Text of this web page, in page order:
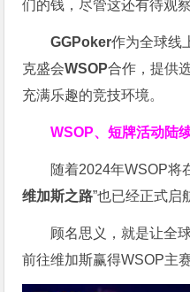
们的钱，尽管这还有待观察
GGPoker作为全球线
克盛会WSOP合作，提供
充满乐趣的竞技环境。
WSOP、短牌活动陆
随着2024年WSOP将
维加斯之路”也已经正式启
顾名思义，就是让全
前往维加斯赢得WSOP主